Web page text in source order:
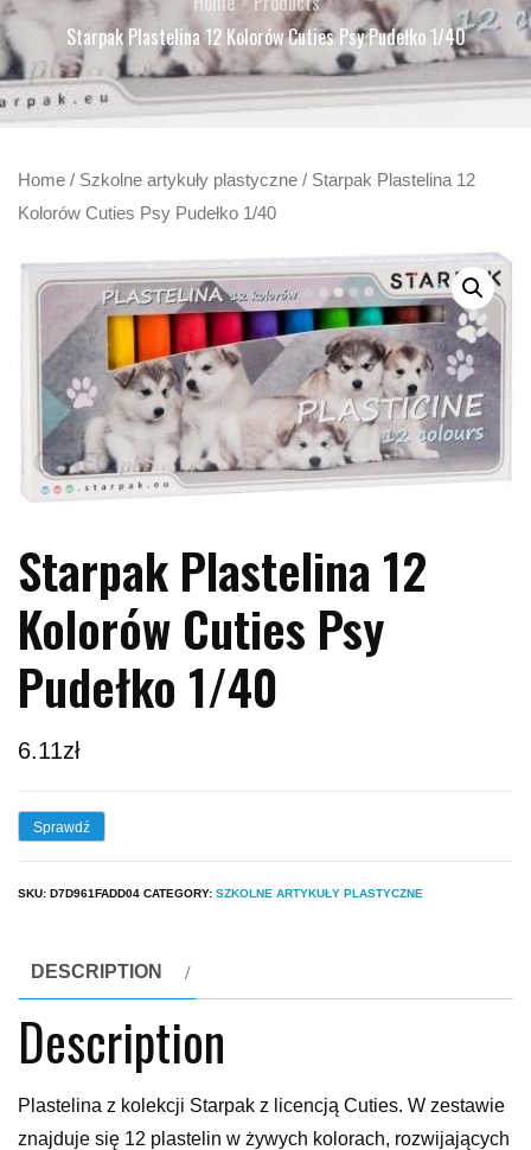
Starpak Plastelina 12 Kolorów Cuties Psy Pudełko 1/40
Home / Szkolne artykuły plastyczne / Starpak Plastelina 12
Kolorów Cuties Psy Pudełko 1/40
Starpak Plastelina 12
Kolorów Cuties Psy
Pudełko 1/40
6.11zł
Sprawdź
SKU: D7D961FADD04 CATEGORY: SZKOLNE ARTYKUŁY PLASTYCZNE
DESCRIPTION
Description
Plastelina z kolekcji Starpak z licencją Cuties. W zestawie
znajduje się 12 plastelin w żywych kolorach, rozwijających